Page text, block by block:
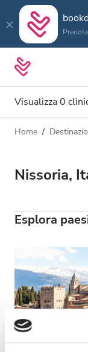
Visualizza 0
Tipo di dialisi
Tutti i tipi di
Dialisi HDF
Accetta
Pazienti
Pazienti
Distanza
Prezzo
Home
Nissoria,
Esplora